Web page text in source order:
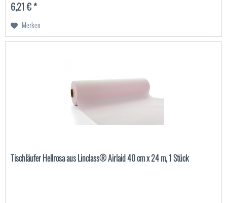
6,21 € *
Merken
Tischläufer Hellrosa aus Linclass® Airlaid 40 cm x 24 m, 1 Stück